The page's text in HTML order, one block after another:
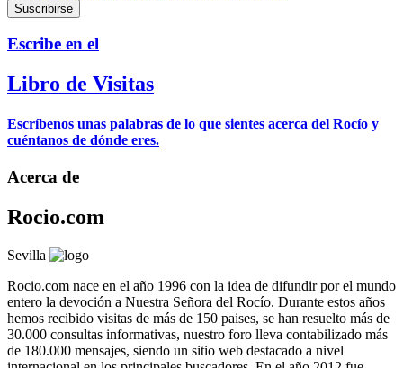
Escribe en el
Libro de Visitas
Escríbenos unas palabras de lo que sientes acerca del Rocío y
cuéntanos de dónde eres.
Acerca de
Rocio.com
Sevilla
Rocio.com nace en el año 1996 con la idea de difundir por el mundo
entero la devoción a Nuestra Señora del Rocío. Durante estos años
hemos recibido visitas de más de 150 paises, se han resuelto más de
30.000 consultas informativas, nuestro foro lleva contabilizado más
de 180.000 mensajes, siendo un sitio web destacado a nivel